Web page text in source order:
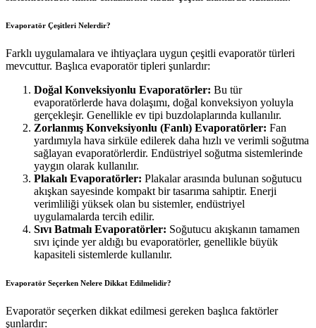
Evaporatör Çeşitleri Nelerdir?
Farklı uygulamalara ve ihtiyaçlara uygun çeşitli evaporatör türleri
mevcuttur. Başlıca evaporatör tipleri şunlardır:
Doğal Konveksiyonlu Evaporatörler: Bu tür
evaporatörlerde hava dolaşımı, doğal konveksiyon yoluyla
gerçekleşir. Genellikle ev tipi buzdolaplarında kullanılır.
Zorlanmış Konveksiyonlu (Fanlı) Evaporatörler: Fan
yardımıyla hava sirküle edilerek daha hızlı ve verimli soğutma
sağlayan evaporatörlerdir. Endüstriyel soğutma sistemlerinde
yaygın olarak kullanılır.
Plakalı Evaporatörler: Plakalar arasında bulunan soğutucu
akışkan sayesinde kompakt bir tasarıma sahiptir. Enerji
verimliliği yüksek olan bu sistemler, endüstriyel
uygulamalarda tercih edilir.
Sıvı Batmalı Evaporatörler: Soğutucu akışkanın tamamen
sıvı içinde yer aldığı bu evaporatörler, genellikle büyük
kapasiteli sistemlerde kullanılır.
Evaporatör Seçerken Nelere Dikkat Edilmelidir?
Evaporatör seçerken dikkat edilmesi gereken başlıca faktörler
şunlardır: